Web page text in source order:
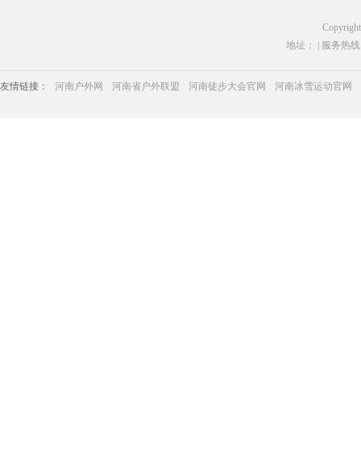
地址： | 服务热线
友情链接： 河南户外网 河南省户外联盟 河南徒步大会官网 河南冰雪运动官网